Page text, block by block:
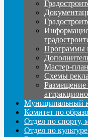
Программы
Мастер-
Схемы
Муниципальный
Комитет по
Отдел по спорту,
Отдел по